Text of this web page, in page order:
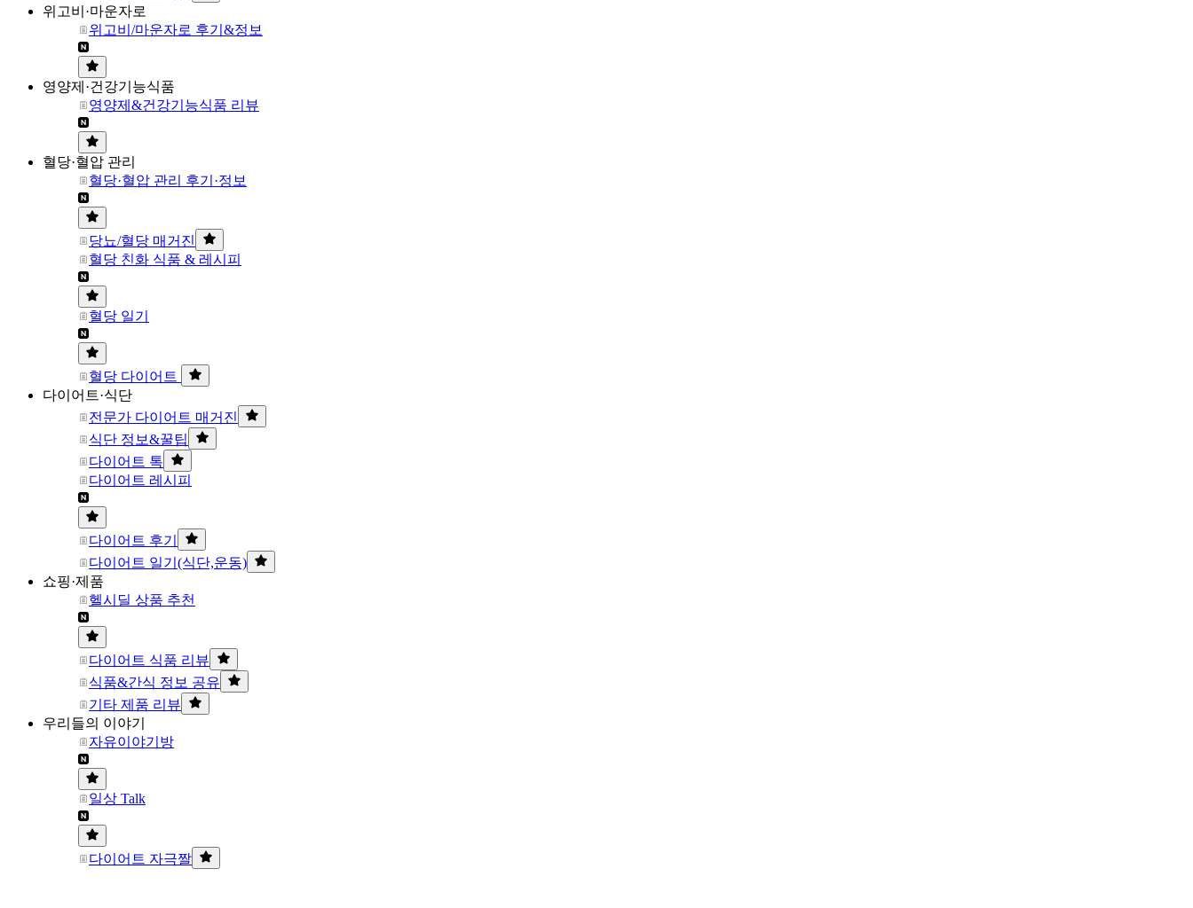
위고비·마운자로
위고비/마운자로 후기&정보
영양제·건강기능식품
영양제&건강기능식품 리뷰
혈당·혈압 관리
혈당·혈압 관리 후기·정보
당뇨/혈당 매거진
혈당 친화 식품 & 레시피
혈당 일기
혈당 다이어트
다이어트·식단
전문가 다이어트 매거진
식단 정보&꿀팁
다이어트 톡
다이어트 레시피
다이어트 후기
다이어트 일기(식단,운동)
쇼핑·제품
헬시딜 상품 추천
다이어트 식품 리뷰
식품&간식 정보 공유
기타 제품 리뷰
우리들의 이야기
자유이야기방
일상 Talk
다이어트 자극짤